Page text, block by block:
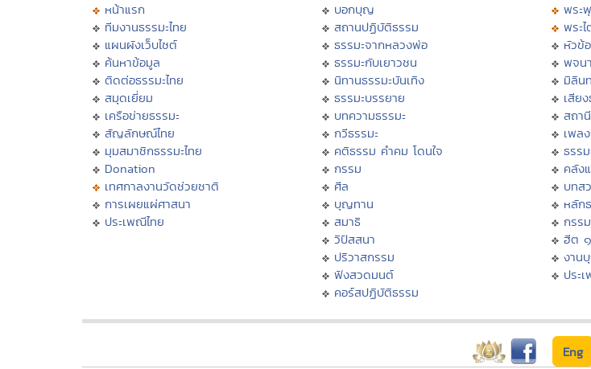
หน้าแรก
ทีมงานธรรมะไทย
แผนผังเว็บไซต์
ค้นหาข้อมูล
ติดต่อธรรมะไทย
สมุดเยี่ยม
เครือข่ายธรรมะ
สัญลักษณ์ไทย
มุมสมาชิกธรรมะไทย
Donation
เทศกาลงานวัดช่วยชาติ
การเผยแผ่ศาสนา
ประเพณีไทย
บอกบุญ
สถานปฏิบัติธรรม
ธรรมะจากหลวงพ่อ
ธรรมะกับเยาวชน
นิทานธรรมะบันเทิง
ธรรมะบรรยาย
บทความธรรมะ
กวีธรรมะ
คติธรรม คำคม โดนใจ
กรรม
ศีล
บุญทาน
สมาธิ
วิปัสสนา
ปริวาสกรรม
ฟังสวดมนต์
คอร์สปฏิบัติธรรม
พระ
พระ
หัวข้
พจน
มิลิน
เสีย
สถา
เพล
ธรร
คลัง
บทส
หลัก
กรร
ฮีต
งาน
ประ
Eng